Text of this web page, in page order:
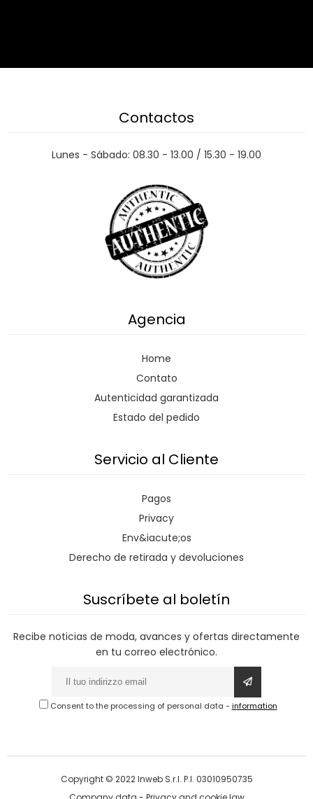
Contactos
Lunes - Sábado: 08.30 - 13.00 / 15.30 - 19.00
Agencia
Home
Contato
Autenticidad garantizada
Estado del pedido
Servicio al Cliente
Pagos
Privacy
Env&iacute;os
Derecho de retirada y devoluciones
Suscríbete al boletín
Recibe noticias de moda, avances y ofertas directamente
en tu correo electrónico.
Consent to the processing of personal data - information
Copyright © 2022 Inweb S.r.l. P.I. 03010950735